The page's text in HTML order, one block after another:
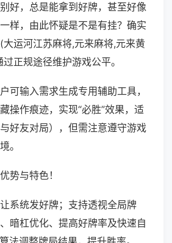
好，总是能拿到好牌，甚至好像
样，由此怀疑是不是有挂？确实
运河江苏麻将,元来麻将,元来黄
正规途径维护游戏公平。
可输入需求生成专用辅助工具，
操作痕迹，实现“必胜”效果，适
好友对局），但需注意遵守游戏
。
势与特色！
系统发好牌；支持透视全局牌
暗杠优化、提高好牌率及快速自